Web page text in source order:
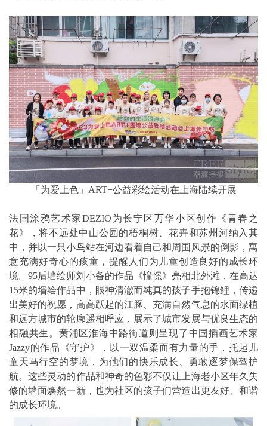
「为爱上色」ART+公益彩绘活动在上海陆续开展
法国涂鸦艺术家DEZIO为长宁区万华小区创作《青春之
花》，将不远处中山公园的梧桐树、花卉和苏州河纳入其
中，并以一只小鸟站在河边看着自己和周围风景的倒影，寓
意充满好奇心的孩童，提醒人们为儿童创造良好的成长环
境。95后墙绘师刘小备的作品《憧憬》亮相北外滩，在高达
15米的墙绘作品中，眼神清澈而纯真的孩子手抱锦鲤，传递
出美好的祝愿，高高跃起的江豚、充满自然气息的水面绿植
和远方城市的轮廓遥相呼应，展示了城市发展与优良生态的
相融共生。黄浦区淮海中路街道则呈现了中国插画艺术家
Jazzy的作品《守护》，以一双温柔而有力量的手，托起儿
童天马行空的梦境，为他们的快乐成长、勇敢逐梦保驾护
航。这些灵动的作品和神奇的色彩不仅让上海老小区年久失
修的墙面焕然一新，也为社区的孩子们营造出更友好、和谐
的成长环境。